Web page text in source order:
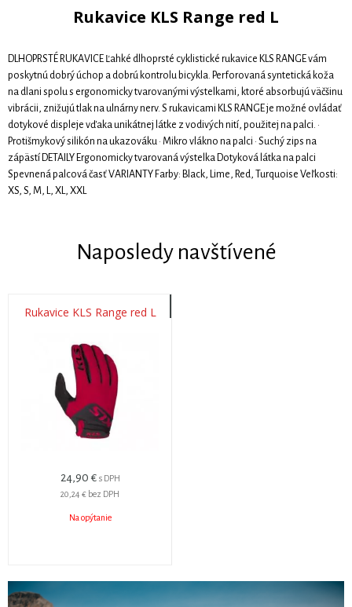
Rukavice KLS Range red L
DLHOPRSTÉ RUKAVICE Ľahké dlhoprsté cyklistické rukavice KLS RANGE vám
poskytnú dobrý úchop a dobrú kontrolu bicykla. Perforovaná syntetická koža
na dlani spolu s ergonomicky tvarovanými výstelkami, ktoré absorbujú väčšinu
vibrácii, znižujú tlak na ulnárny nerv. S rukavicami KLS RANGE je možné ovládať
dotykové displeje vďaka unikátnej látke z vodivých nití, použitej na palci. ·
Protišmykový silikón na ukazováku · Mikro vlákno na palci · Suchý zips na
zápästí DETAILY Ergonomicky tvarovaná výstelka Dotyková látka na palci
Spevnená palcová časť VARIANTY Farby: Black, Lime, Red, Turquoise Veľkosti:
XS, S, M, L, XL, XXL
Naposledy navštívené
Rukavice KLS Range red L
24,90 € s DPH
20,24 € bez DPH
Na opýtanie